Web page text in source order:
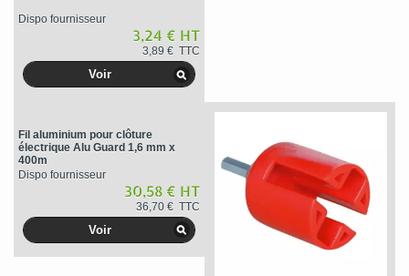
Dispo fournisseur
3,24 € HT
3,89 € TTC
Voir
Fil aluminium pour clôture
électrique Alu Guard 1,6 mm x
400m
Dispo fournisseur
30,58 € HT
36,70 € TTC
Voir